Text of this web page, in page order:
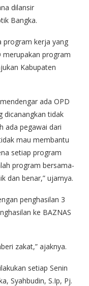
dilansir
Bangka.
program kerja yang
merupakan program
Kabupaten
ada OPD
dicanangkan tidak
ada pegawai dari
mau membantu
setiap program
program bersama-
dan benar,” ujarnya.
penghasilan 3
ke BAZNAS
zakat,” ajaknya.
setiap Senin
Syahbudin, S.Ip, Pj.